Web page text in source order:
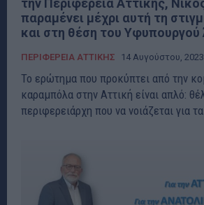
την Περιφέρεια Αττικής,
παραμένει μέχρι αυτή τη
και στη θέση του Υφυπουργού
ΠΕΡΙΦΕΡΕΙΑ ΑΤΤΙΚΗΣ 14 Αυγούστου, 2023
Το ερώτημα που προκύπτει από την
καραμπόλα στην Αττική είναι απλό:
περιφερειάρχη που να νοιάζεται για